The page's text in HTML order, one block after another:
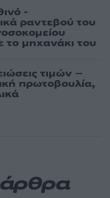
-
ραντεβού του
το μηχανάκι του
τιμών –
πρωτοβουλία,